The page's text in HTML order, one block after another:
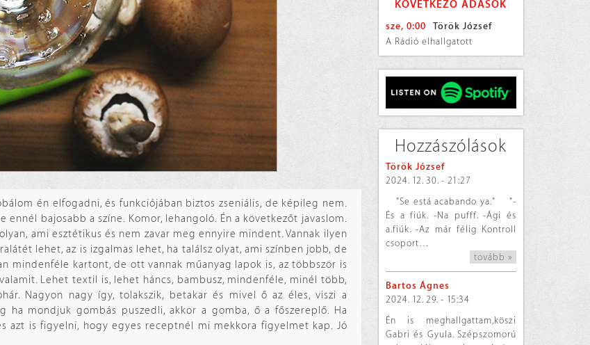
én elfogadni, és funkciójában biztos zseniális, de képileg nem.
bajosabb a színe. Komor, lehangoló. Én a következőt javaslom.
ami esztétikus és nem zavar meg ennyire mindent. Vannak ilyen
lehet, az is izgalmas lehet, ha találsz olyat, ami színben jobb, de
mindenféle kartont, de ott vannak műanyag lapok is, az többször is
Lehet textil is, lehet háncs, bambusz, mindenféle, minél több,
Nagyon nagy így, tolakszik, betakar és mivel ő az éles, viszi a
mondjuk gombás puszedli, akkor a gomba, ő a főszereplő. Ha
azt is figyelni, hogy egyes receptnél mi mekkora figyelmet kap. Jó
KÖVETKEZŐ ADÁSOK
sze, 0:00
Török József
A Rádió elhallgatott
Hozzászólások
Török József
2024. 12. 30. - 21:27
"Se está acabando ya." "-
És a fiúk. -Na pufff. -Ági és
a.fiúk. -Az már félig Kontroll
csoport…
tovább »
Bartos Ágnes
2024. 12. 29. - 15:34
Én is meghallgattam,köszi
Gabri és Gyula. Szépszomorú